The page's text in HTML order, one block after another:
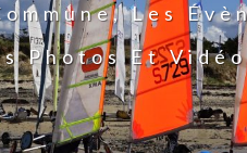
Les
Photos Et